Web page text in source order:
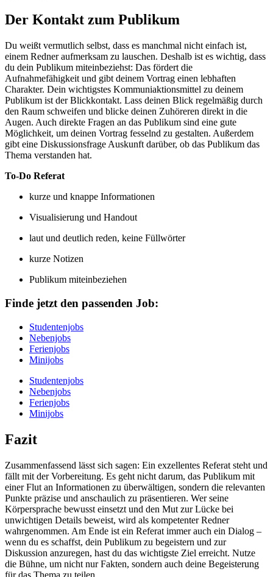
Der Kontakt zum Publikum
Du weißt vermutlich selbst, dass es manchmal nicht einfach ist,
einem Redner aufmerksam zu lauschen. Deshalb ist es wichtig, dass
du dein Publikum miteinbeziehst: Das fördert die
Aufnahmefähigkeit und gibt deinem Vortrag einen lebhaften
Charakter. Dein wichtigstes Kommuniaktionsmittel zu deinem
Publikum ist der Blickkontakt. Lass deinen Blick regelmäßig durch
den Raum schweifen und blicke deinen Zuhöreren direkt in die
Augen. Auch direkte Fragen an das Publikum sind eine gute
Möglichkeit, um deinen Vortrag fesselnd zu gestalten. Außerdem
gibt eine Diskussionsfrage Auskunft darüber, ob das Publikum das
Thema verstanden hat.
To-Do Referat
kurze und knappe Informationen
Visualisierung und Handout
laut und deutlich reden, keine Füllwörter
kurze Notizen
Publikum miteinbeziehen
Finde jetzt den passenden Job:
Studentenjobs
Nebenjobs
Ferienjobs
Minijobs
Studentenjobs
Nebenjobs
Ferienjobs
Minijobs
Fazit
Zusammenfassend lässt sich sagen: Ein exzellentes Referat steht und
fällt mit der Vorbereitung. Es geht nicht darum, das Publikum mit
einer Flut an Informationen zu überwältigen, sondern die relevanten
Punkte präzise und anschaulich zu präsentieren. Wer seine
Körpersprache bewusst einsetzt und den Mut zur Lücke bei
unwichtigen Details beweist, wird als kompetenter Redner
wahrgenommen. Am Ende ist ein Referat immer auch ein Dialog –
wenn du es schaffst, dein Publikum zu begeistern und zur
Diskussion anzuregen, hast du das wichtigste Ziel erreicht. Nutze
die Bühne, um nicht nur Fakten, sondern auch deine Begeisterung
für das Thema zu teilen.